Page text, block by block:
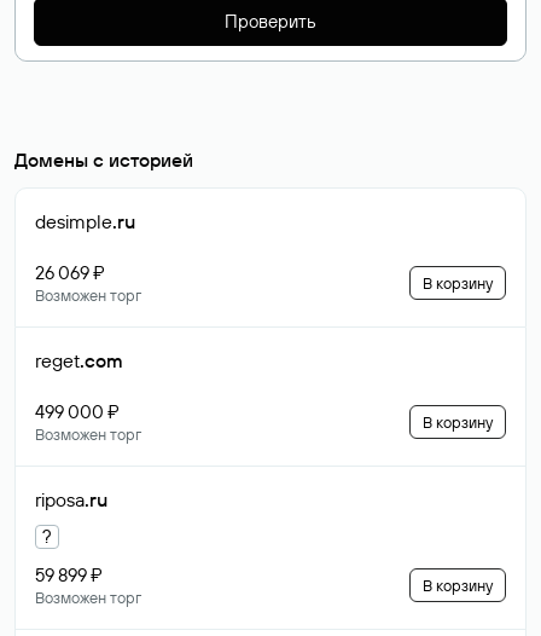
Проверить
Домены с историей
desimple.ru
26 069 ₽
Возможен торг
В корзину
reget.com
499 000 ₽
Возможен торг
В корзину
riposa.ru
?
59 899 ₽
Возможен торг
В корзину